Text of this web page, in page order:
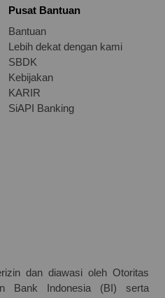
Pusat Bantuan
Bantuan
Lebih dekat dengan kami
SBDK
Kebijakan
KARIR
SiAPI Banking
dan diawasi oleh Otoritas
Bank Indonesia (BI) serta